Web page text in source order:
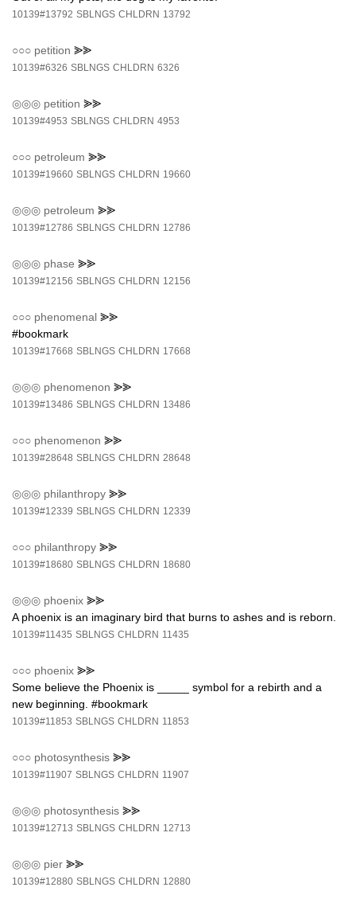
10139#13792 SBLNGS CHLDRN 13792
○○○ petition ⪢⪢
10139#6326 SBLNGS CHLDRN 6326
◎◎◎ petition ⪢⪢
10139#4953 SBLNGS CHLDRN 4953
○○○ petroleum ⪢⪢
10139#19660 SBLNGS CHLDRN 19660
◎◎◎ petroleum ⪢⪢
10139#12786 SBLNGS CHLDRN 12786
◎◎◎ phase ⪢⪢
10139#12156 SBLNGS CHLDRN 12156
○○○ phenomenal ⪢⪢
#bookmark
10139#17668 SBLNGS CHLDRN 17668
◎◎◎ phenomenon ⪢⪢
10139#13486 SBLNGS CHLDRN 13486
○○○ phenomenon ⪢⪢
10139#28648 SBLNGS CHLDRN 28648
◎◎◎ philanthropy ⪢⪢
10139#12339 SBLNGS CHLDRN 12339
○○○ philanthropy ⪢⪢
10139#18680 SBLNGS CHLDRN 18680
◎◎◎ phoenix ⪢⪢
A phoenix is an imaginary bird that burns to ashes and is reborn.
10139#11435 SBLNGS CHLDRN 11435
○○○ phoenix ⪢⪢
Some believe the Phoenix is _____ symbol for a rebirth and a
new beginning. #bookmark
10139#11853 SBLNGS CHLDRN 11853
○○○ photosynthesis ⪢⪢
10139#11907 SBLNGS CHLDRN 11907
◎◎◎ photosynthesis ⪢⪢
10139#12713 SBLNGS CHLDRN 12713
◎◎◎ pier ⪢⪢
10139#12880 SBLNGS CHLDRN 12880